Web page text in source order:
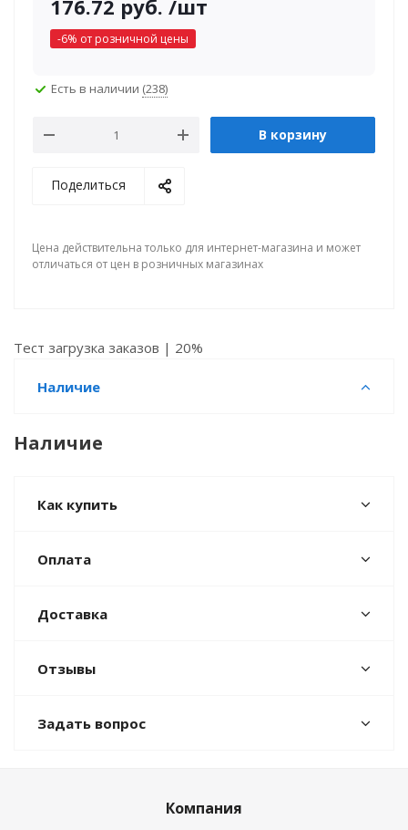
176.72 руб. /шт
-6% от розничной цены
Есть в наличии (238)
В корзину
Поделиться
Цена действительна только для интернет-магазина и может
отличаться от цен в розничных магазинах
Тест загрузка заказов | 20%
Наличие
Наличие
Как купить
Оплата
Доставка
Отзывы
Задать вопрос
Компания